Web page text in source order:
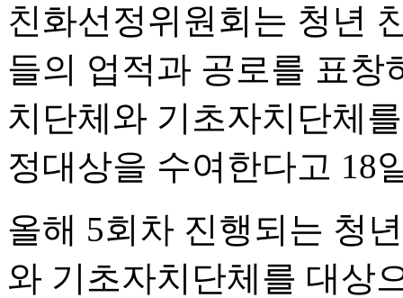
친화선정위원회는 청년
들의 업적과 공로를 표창
치단체와 기초자치단체
정대상을 수여한다고 18
올해 5회차 진행되는 청
와 기초자치단체를 대상